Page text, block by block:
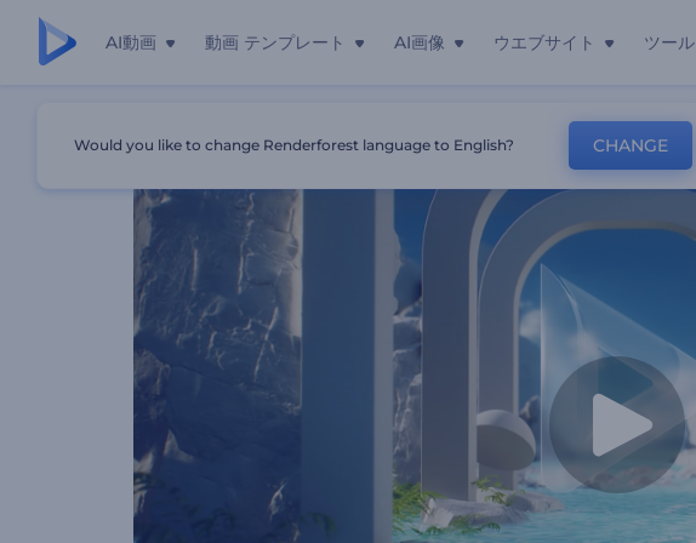
AI動画 動画 テンプレート AI画像 ウエブサイト ツール
Would you like to change Renderforest language to English? CHANGE